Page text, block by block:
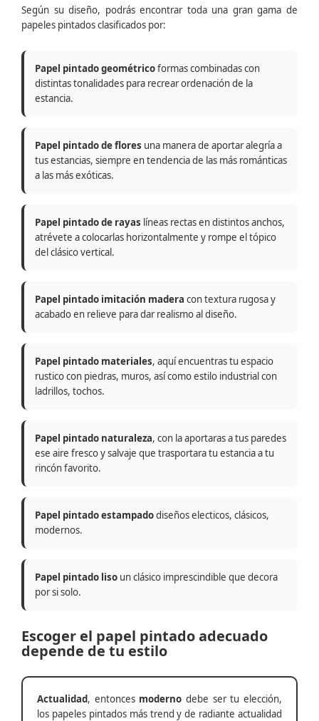
Según su diseño, podrás encontrar toda una gran gama de
papeles pintados clasificados por:
Papel pintado geométricoformas combinadas con
distintas tonalidades para recrear ordenación de la
estancia.
Papel pintado de flores una manera de aportar alegría a
tus estancias, siempre en tendencia de las más románticas
a las más exóticas.
Papel pintado de rayas líneas rectas en distintos anchos,
atrévete a colocarlas horizontalmente y rompe el tópico
del clásico vertical.
Papel pintado imitación madera con textura rugosa y
acabado en relieve para dar realismo al diseño.
Papel pintado materiales, aquí encuentras tu espacio
rustico con piedras, muros, así como estilo industrial con
ladrillos, tochos.
Papel pintado naturaleza, con la aportaras a tus paredes
ese aire fresco y salvaje que trasportara tu estancia a tu
rincón favorito.
Papel pintado estampadodiseños electicos, clásicos,
modernos.
Papel pintado liso un clásico imprescindible que decora
por si solo.
Escoger el papel pintado adecuado
depende de tu estilo
Actualidad, entonces moderno debe ser tu elección,
los papeles pintados más trend y de radiante actualidad